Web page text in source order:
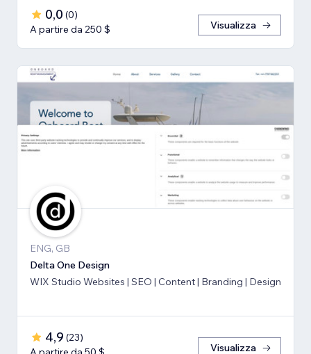
0,0 (0)
A partire da 250 $
Visualizza
ENG, GB
Delta One Design
WIX Studio Websites | SEO | Content | Branding | Design
4,9 (23)
Visualizza